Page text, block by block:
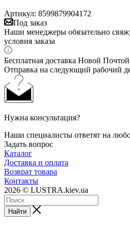
Артикул: 8599879904172
Под заказ
Наши менеджеры обязательно
условия заказа
Бесплатная доставка Новой Почтой
Отправка на следующий рабочий
Нужна консультация?
Наши специалисты ответят на
Задать вопрос
Каталог
Доставка и оплата
Возврат товара
Контакты
2026 © LUSTRA.kiev.ua
Найти